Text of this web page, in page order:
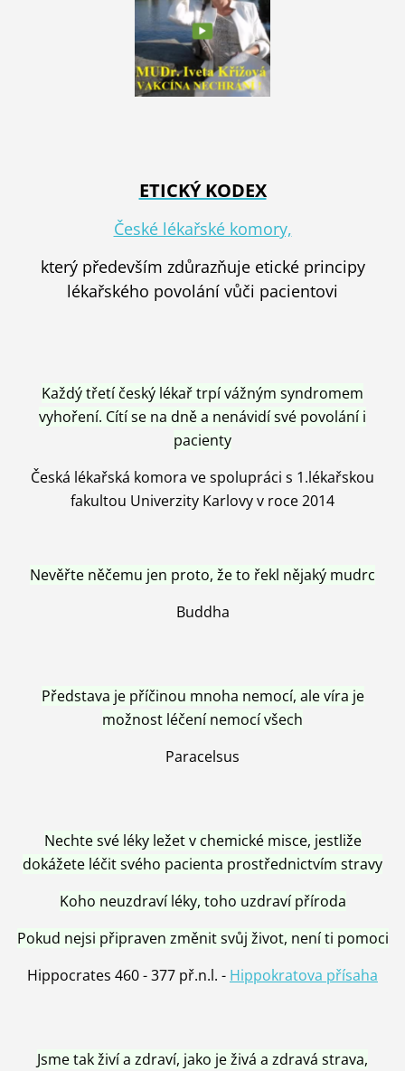
ETICKÝ KODEX
České lékařské komory,
který především zdůrazňuje etické principy
lékařského povolání vůči pacientovi
Každý třetí český lékař trpí vážným syndromem
vyhoření. Cítí se na dně a nenávidí své povolání i
pacienty
Česká lékařská komora ve spolupráci s 1.lékařskou
fakultou Univerzity Karlovy v roce 2014
Nevěřte něčemu jen proto, že to řekl nějaký mudrc
Buddha
Představa je příčinou mnoha nemocí, ale víra je
možnost léčení nemocí všech
Paracelsus
Nechte své léky ležet v chemické misce, jestliže
dokážete léčit svého pacienta prostřednictvím stravy
Koho neuzdraví léky, toho uzdraví příroda
Pokud nejsi připraven změnit svůj život, není ti pomoci
Hippocrates 460 - 377 př.n.l. - Hippokratova přísaha
Jsme tak živí a zdraví, jako je živá a zdravá strava,